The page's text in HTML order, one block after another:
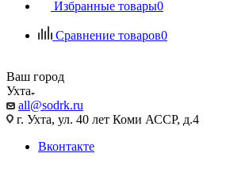
Избранные товары0
Сравнение товаров0
Ваш город
Ухта
all@sodrk.ru
г. Ухта, ул. 40 лет Коми АССР, д.4
Вконтакте